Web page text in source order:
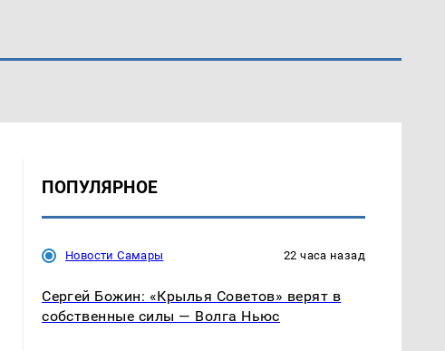
ПОПУЛЯРНОЕ
Новости Самары 22 часа назад
Сергей Божин: «Крылья Советов» верят в
собственные силы — Волга Ньюс